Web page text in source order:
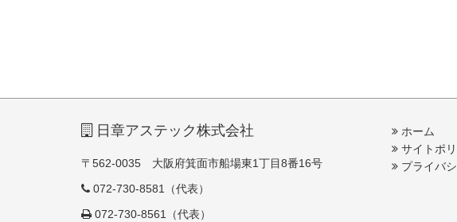
日章アステック株式会社
〒562-0035 大阪府箕面市船場東1丁目8番16号
072-730-8581（代表）
072-730-8561（代表）
ホーム
サイトポ
プライバ